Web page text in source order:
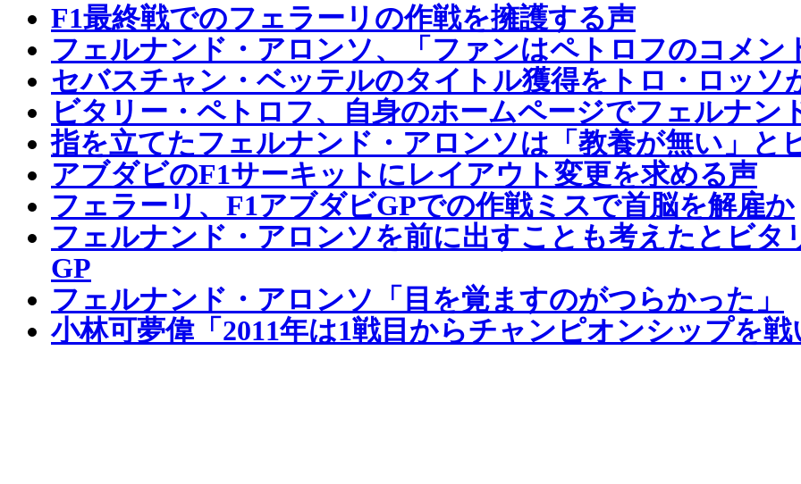
F1最終戦でのフェラーリの作戦を擁護する声
フェルナンド・アロンソ、「ファンはペトロフのコメン
セバスチャン・ベッテルのタイトル獲得をトロ・ロッソ
ビタリー・ペトロフ、自身のホームページでフェルナン
指を立てたフェルナンド・アロンソは「教養が無い」と
アブダビのF1サーキットにレイアウト変更を求める声
フェラーリ、F1アブダビGPでの作戦ミスで首脳を解雇か
フェルナンド・アロンソを前に出すことも考えたとビタ
GP
フェルナンド・アロンソ「目を覚ますのがつらかった」
小林可夢偉「2011年は1戦目からチャンピオンシップを戦